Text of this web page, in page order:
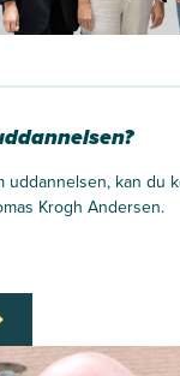
uddannelsen, kan du
Krogh Andersen.